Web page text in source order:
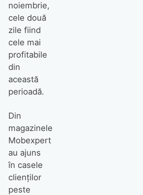
noiembrie,
cele două
zile fiind
cele mai
profitabile
din
această
perioadă.
Din
magazinele
Mobexpert
au ajuns
în casele
clienților
peste